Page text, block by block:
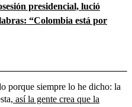
presidencial, lució
“Colombia está por
porque siempre lo he dicho: la
así la gente crea que la